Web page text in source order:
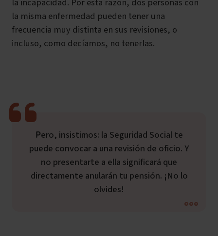
la misma enfermedad pueden tener una
frecuencia muy distinta en sus revisiones, o
incluso, como decíamos, no tenerlas.
Pero, insistimos: la Seguridad Social te
puede convocar a una revisión de oficio. Y
no presentarte a ella significará que
directamente anularán tu pensión. ¡No lo
olvides!